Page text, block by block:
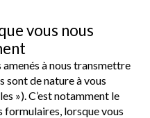
vous nous
à nous transmettre
sont de nature à vous
»). C’est notamment le
formulaires, lorsque vous